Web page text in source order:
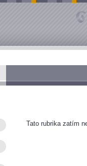
Tato rubrika zatím